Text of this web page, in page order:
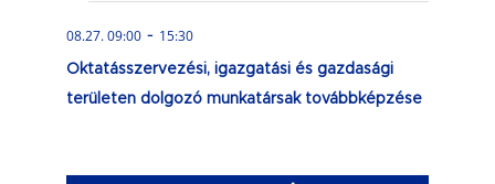
08.27. 09:00 - 15:30
Oktatásszervezési, igazgatási és gazdasági
területen dolgozó munkatársak továbbképzése